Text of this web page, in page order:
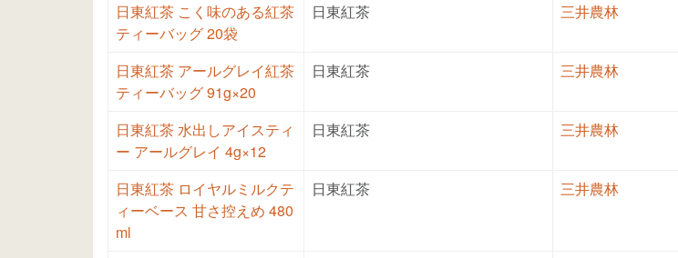
日東紅茶 こく味のある紅茶
ティーバッグ 20袋
日東紅茶 三井農林
日東紅茶 アールグレイ紅茶
ティーバッグ 91g×20
日東紅茶 三井農林
日東紅茶 水出しアイスティ
ー アールグレイ 4g×12
日東紅茶 三井農林
日東紅茶 ロイヤルミルクテ
ィーベース 甘さ控えめ 480
ml
日東紅茶 三井農林